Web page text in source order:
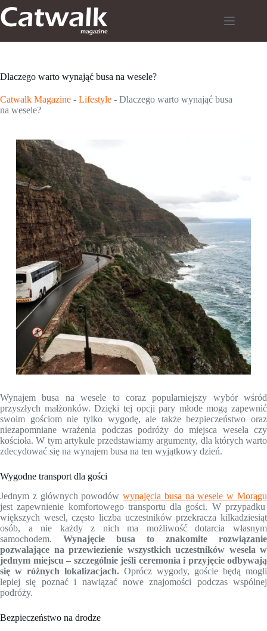
do
treści
Dlaczego warto wynająć busa na wesele?
Catwalk Magazine - Lifestyle - Dlaczego warto wynająć busa
na wesele?
Wynajem busa na wesele to coraz popularniejszy wybór wśród
przyszłych małżonków. Dzięki tej opcji pary młode mogą zapewnić
swoim gościom nie tylko wygodę, ale także bezpieczeństwo oraz
niezapomniane wrażenia podczas podróży do miejsca wesela czy
kościoła. W tym artykule przedstawiamy argumenty, dla których warto
zdecydować się na wynajem busa na ten wyjątkowy dzień.
Wygodne transport dla gości
Jednym z głównych powodówwynajęcia busa na wesele w Morągu
jest zapewnienie komfortowego transportu dla gości. W przypadku
większych wesel, często liczba uczestników przekracza kilkadziesiąt
osób, a nie każdy z nich ma możliwość dotarcia własnym
samochodem. Wynajęcie busa to znakomite rozwiązanie
pozwalające na przewiezienie wszystkich uczestników wesela w
jednym miejscu – szczególnie jeśli ceremonia i przyjęcie odbywają
się w różnych lokalizacjach. Oprócz wygody, goście będą mogli
lepiej się poznać i nawiązać nowe znajomości podczas wspólnej
podróży.
Bezpieczeństwo na drodze